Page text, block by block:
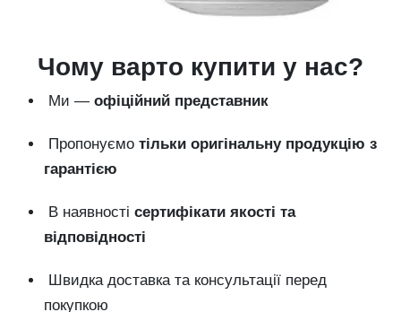
Чому варто купити у нас?
Ми — офіційний представник
Пропонуємо тільки оригінальну продукцію з
гарантією
В наявності сертифікати якості та
відповідності
Швидка доставка та консультації перед
покупкою